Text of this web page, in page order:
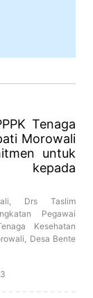
Tenaga
Morowali
untuk
kepada
Drs Taslim
Pegawai
Kesehatan
Desa Bente